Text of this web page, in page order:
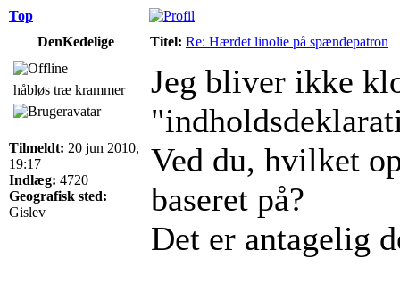
Top
DenKedelige
Titel: Re: Hærdet linolie på spændepatron
håbløs træ krammer
Tilmeldt: 20 jun 2010,
19:17
Indlæg: 4720
Geografisk sted:
Gislev
Jeg bliver ikke
Ved du, hvilket
baseret på?
Det er antagelig